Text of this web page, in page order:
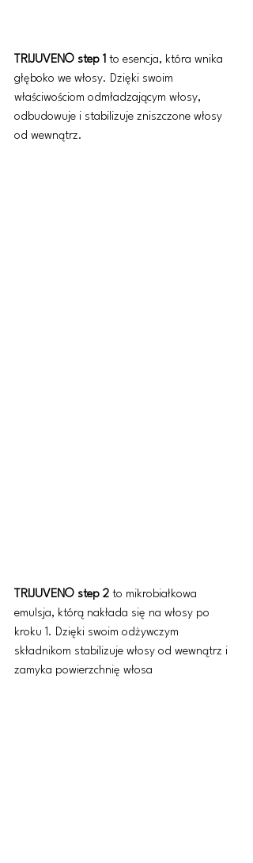
TRIJUVEN© step 1 to esencja, która wnika
głęboko we włosy. Dzięki swoim
właściwościom odmładzającym włosy,
odbudowuje i stabilizuje zniszczone włosy
od wewnątrz.
TRIJUVEN© step 2 to mikrobiałkowa
emulsja, którą nakłada się na włosy po
kroku 1. Dzięki swoim odżywczym
składnikom stabilizuje włosy od wewnątrz i
zamyka powierzchnię włosa